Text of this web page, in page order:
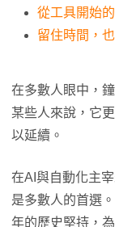
從工具開始
留住時間，
在多數人眼中，
某些人來說，它
以延續。
在AI與自動化主
是多數人的首選
年的歷史堅持，